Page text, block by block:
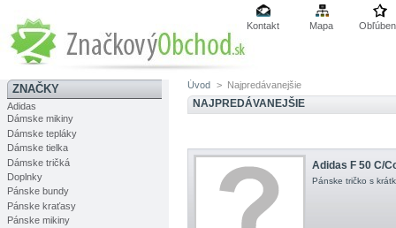
Kontakt Mapa
ZNAČKY
Adidas
Dámske mikiny
Dámske tepláky
Dámske tielka
Dámske tričká
Doplnky
Pánske bundy
Pánske kraťasy
Pánske mikiny
Úvod > Najpredávanejšie
NAJPREDÁVANEJŠIE
Adidas F 50 C/
Pánske tričko s